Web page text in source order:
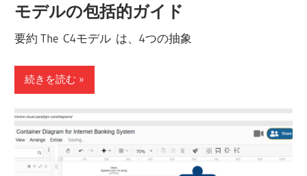
モデルの包括的ガイド
要約 The C4モデル は、4つの抽象
続きを読む